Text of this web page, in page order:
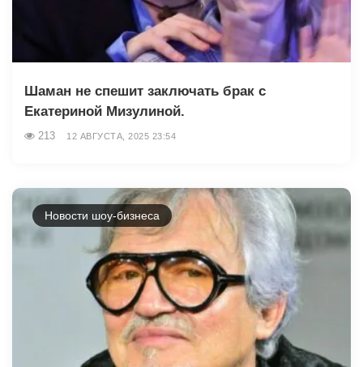
Шаман не спешит заключать брак с
Екатериной Мизулиной.
213 12 АВГУСТА, 2025 23:54
Новости шоу-бизнеса